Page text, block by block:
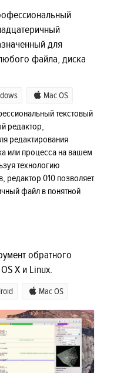
для
файла, диска
Mac OS
текстовый
редактор,
редактирования
или процесса на вашем
технологию
редактор 010 позволяет
файл в понятной
обратного
X и Linux.
Mac OS